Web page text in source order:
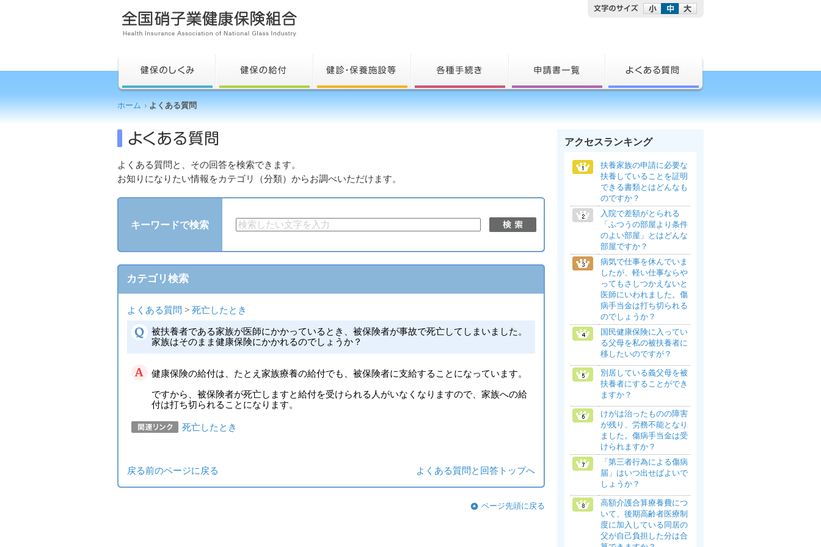
ホーム よくある質問
よくある質問と、その回答を検索できます。
お知りになりたい情報をカテゴリ（分類）からお調べいただけます。
キーワードで検索
カテゴリ検索
よくある質問 > 死亡したとき
被扶養者である家族が医師にかかっているとき、被保険者が事故で死亡してしまいました。
家族はそのまま健康保険にかかれるのでしょうか？
健康保険の給付は、たとえ家族療養の給付でも、被保険者に支給することになっています。
ですから、被保険者が死亡しますと給付を受けられる人がいなくなりますので、家族への給
付は打ち切られることになります。
死亡したとき
戻る よくある質問と回答トップへ
前のページに戻る
ページ先頭に戻る
アクセスランキング
扶養家族の申請に必要な
扶養していることを証明
できる書類とはどんなも
のですか？
入院で差額がとられる
「ふつうの部屋より条件
のよい部屋」とはどんな
部屋ですか？
病気で仕事を休んでいま
したが、軽い仕事ならや
ってもさしつかえないと
医師にいわれました。傷
病手当金は打ち切られる
のでしょうか？
国民健康保険に入ってい
る父母を私の被扶養者に
移したいのですが？
別居している義父母を被
扶養者にすることができ
ますか？
けがは治ったものの障害
が残り、労務不能となり
ました。傷病手当金は受
けられますか？
「第三者行為による傷病
届」はいつ出せばよいで
しょうか？
高額介護合算療養費につ
いて、後期高齢者医療制
度に加入している同居の
父が自己負担した分は合